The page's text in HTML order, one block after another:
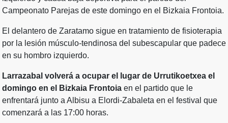
Campeonato Parejas de este domingo en el Bizkaia Frontoia.
El delantero de Zaratamo sigue en tratamiento de fisioterapia
por la lesión músculo-tendinosa del subescapular que padece
en su hombro izquierdo.
Larrazabal volverá a ocupar el lugar de Urrutikoetxea el
domingo en el Bizkaia Frontoia en el partido que le
enfrentará junto a Albisu a Elordi-Zabaleta en el festival que
comenzará a las 17:00 horas.